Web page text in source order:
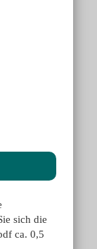
sich die
ca. 0,5